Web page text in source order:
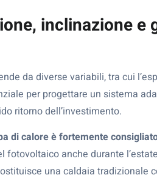
inclinazione e
da diverse variabili, tra cui
per progettare un sistema
ritorno dell’investimento.
di calore è fortemente
anche durante
una caldaia tradizionale